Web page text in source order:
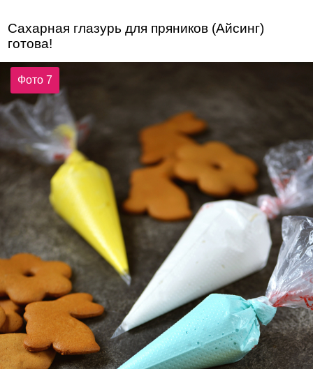
Сахарная глазурь для пряников (Айсинг)
готова!
Фото 7